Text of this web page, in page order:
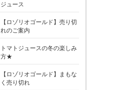
ジュース
【ロゾリオゴールド】売り切
れのご案内
トマトジュースの冬の楽しみ
方★
【ロゾリオゴールド】まもな
く売り切れ